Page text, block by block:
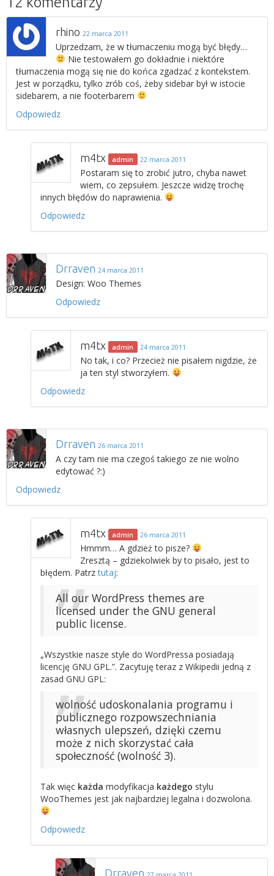
rhino 22 marca 2011
Uprzedzam, że w tłumaczeniu mogą być błędy…
Nie testowałem go dokładnie i niektóre
tłumaczenia mogą się nie do końca zgadzać z kontekstem.
Jest w porządku, tylko zrób coś, żeby sidebar był w istocie
sidebarem, a nie footerbarem
Odpowiedz
m4tx admin 22 marca 2011
Postaram się to zrobić jutro, chyba nawet
wiem, co zepsułem. Jeszcze widzę trochę
innych błędów do naprawienia.
Odpowiedz
Drraven 24 marca 2011
Design: Woo Themes
Odpowiedz
m4tx admin 24 marca 2011
No tak, i co? Przecież nie pisałem nigdzie, że
ja ten styl stworzyłem.
Odpowiedz
Drraven 26 marca 2011
A czy tam nie ma czegoś takiego ze nie wolno
edytować ?:)
Odpowiedz
m4tx admin 26 marca 2011
Hmmm… A gdzież to pisze?
Zresztą – gdziekolwiek by to pisało, jest to
błędem. Patrztutaj:
All our WordPress themes are
licensed under the GNU general
public license.
„Wszystkie nasze style do WordPressa posiadają
licencję GNU GPL.”. Zacytuję teraz z Wikipedii jedną z
zasad GNU GPL:
wolność udoskonalania programu i
publicznego rozpowszechniania
własnych ulepszeń, dzięki czemu
może z nich skorzystać cała
społeczność (wolność 3).
Tak więc każda modyfikacja każdego stylu
WooThemes jest jak najbardziej legalna i dozwolona.
Odpowiedz
Drraven